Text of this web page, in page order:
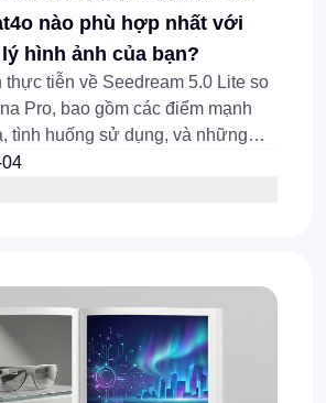
nào phù hợp nhất với
hình ảnh của bạn?
thực tiễn về Seedream 5.0 Lite so
Pro, bao gồm các điểm mạnh
tình huống sử dụng, và những
hàng đầu cho Chat4o.